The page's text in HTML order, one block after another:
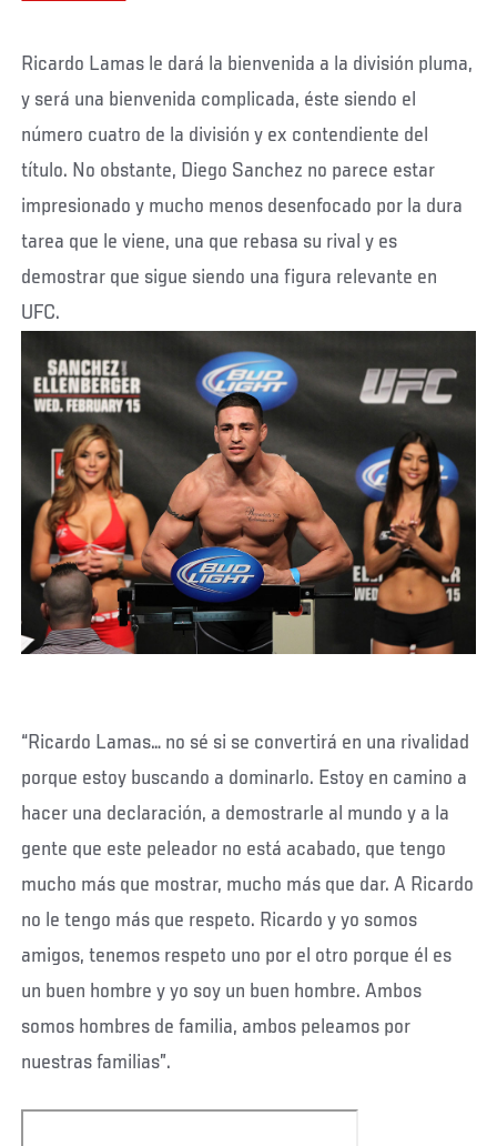
Ricardo Lamas le dará la bienvenida a la división pluma,
y será una bienvenida complicada, éste siendo el
número cuatro de la división y ex contendiente del
título. No obstante, Diego Sanchez no parece estar
impresionado y mucho menos desenfocado por la dura
tarea que le viene, una que rebasa su rival y es
demostrar que sigue siendo una figura relevante en
UFC.
“Ricardo Lamas… no sé si se convertirá en una rivalidad
porque estoy buscando a dominarlo. Estoy en camino a
hacer una declaración, a demostrarle al mundo y a la
gente que este peleador no está acabado, que tengo
mucho más que mostrar, mucho más que dar. A Ricardo
no le tengo más que respeto. Ricardo y yo somos
amigos, tenemos respeto uno por el otro porque él es
un buen hombre y yo soy un buen hombre. Ambos
somos hombres de familia, ambos peleamos por
nuestras familias”.